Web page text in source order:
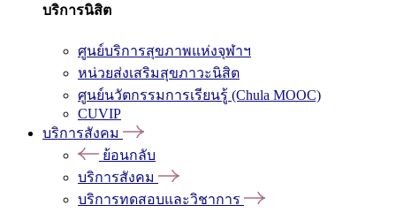
บริการนิสิต
ศูนย์บริการสุขภาพแห่งจุฬาฯ
หน่วยส่งเสริมสุขภาวะนิสิต
ศูนย์นวัตกรรมการเรียนรู้ (Chula MOOC)
CUVIP
บริการสังคม
ย้อนกลับ
บริการสังคม
บริการทดสอบและวิชาการ